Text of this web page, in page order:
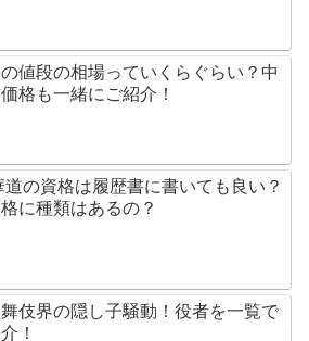
値段の相場っていくらぐらい？中
格も一緒にご紹介！
道の資格は履歴書に書いても良い？
に種類はあるの？
伎界の隠し子騒動！役者を一覧で
！